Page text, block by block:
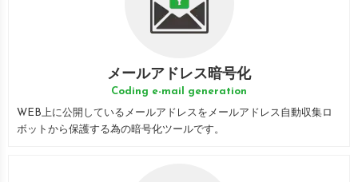
メールアドレス暗号化
Coding e-mail generation
WEB上に公開しているメールアドレスをメールアドレス自動収集ロ
ボットから保護する為の暗号化ツールです。